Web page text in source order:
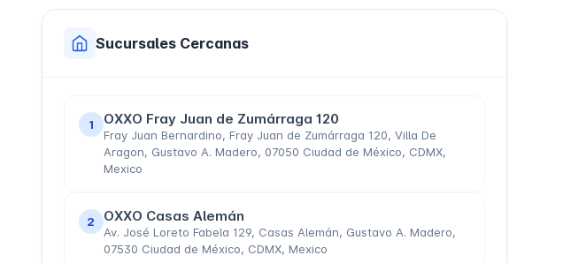
Sucursales Cercanas
1 OXXO Fray Juan de Zumárraga 120
Fray Juan Bernardino, Fray Juan de Zumárraga 120, Villa De
Aragon, Gustavo A. Madero, 07050 Ciudad de México, CDMX,
Mexico
2 OXXO Casas Alemán
Av. José Loreto Fabela 129, Casas Alemán, Gustavo A. Madero,
07530 Ciudad de México, CDMX, Mexico